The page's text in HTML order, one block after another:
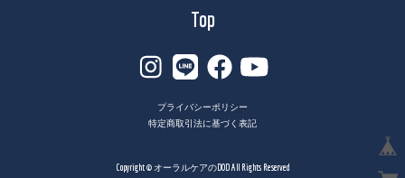
Top
プライバシーポリシー
特定商取引法に基づく表記
Copyright © オーラルケアのDOD All Rights Reserved